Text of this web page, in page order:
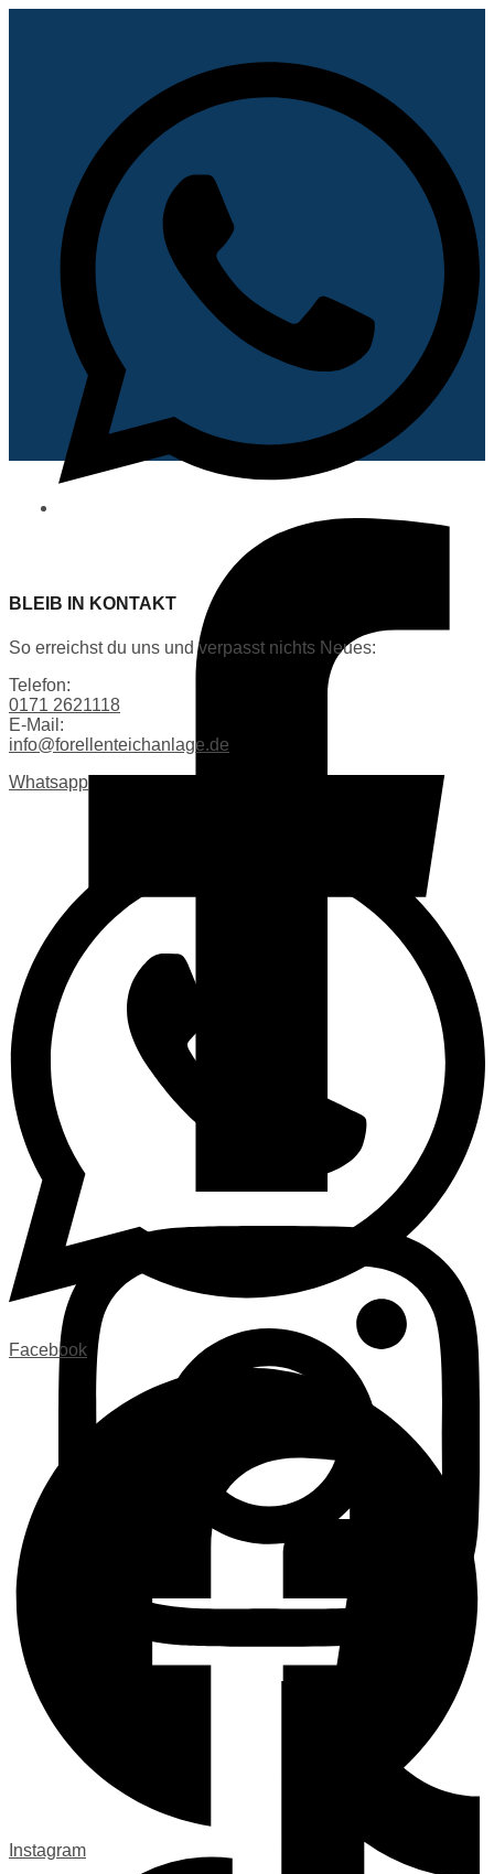
BLEIB IN KONTAKT
So erreichst du uns und verpasst nichts Neues:
Telefon:
0171 2621118
E-Mail:
info@forellenteichanlage.de
Whatsapp
Facebook
Instagram